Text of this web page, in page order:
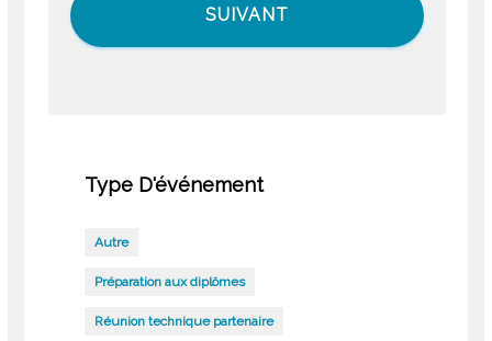
SUIVANT
Type D'événement
Autre
Préparation aux diplômes
Réunion technique partenaire